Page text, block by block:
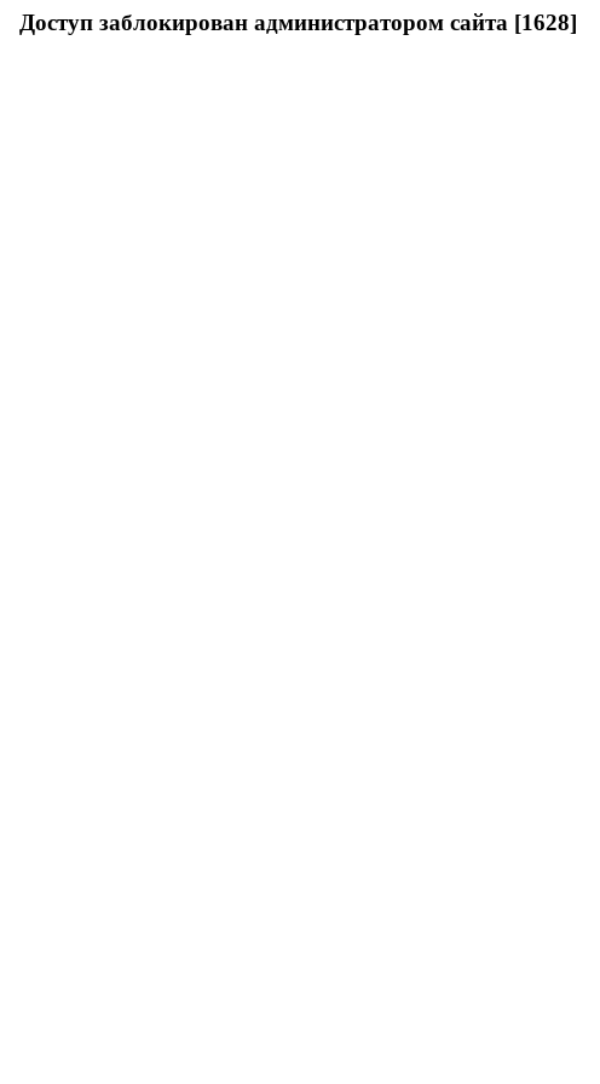
Доступ заблокирован администратором сайта [1628]